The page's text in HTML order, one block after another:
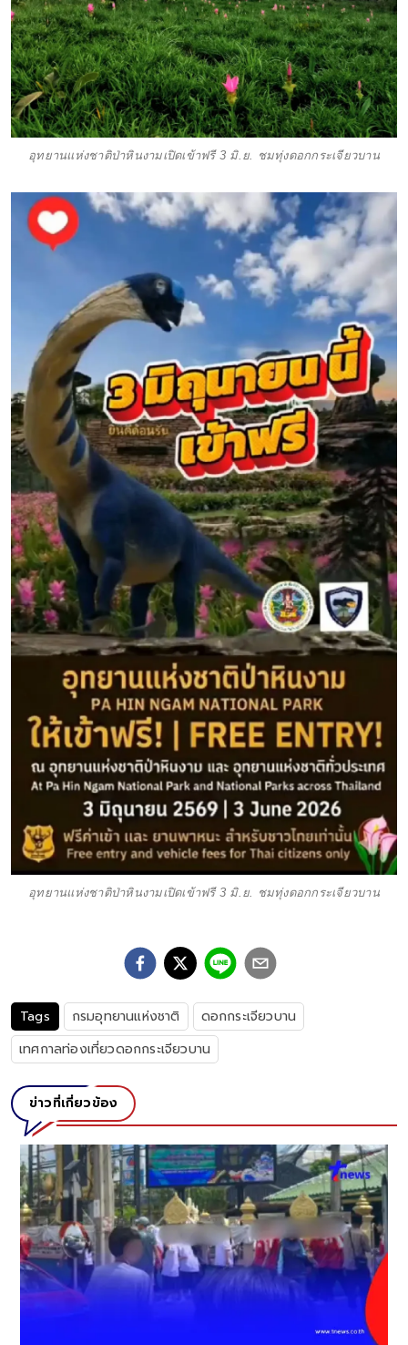
อุทยานแห่งชาติป่าหินงามเปิดเข้าฟรี 3 มิ.ย. ชมทุ่งดอกกระเจียวบาน
อุทยานแห่งชาติป่าหินงามเปิดเข้าฟรี 3 มิ.ย. ชมทุ่งดอกกระเจียวบาน
Tags กรมอุทยานแห่งชาติ
ดอกกระเจียวบาน
เทศกาลท่องเที่ยวดอกกระเจียวบาน
ข่าวที่เกี่ยวข้อง